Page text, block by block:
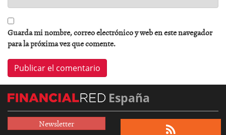
Guarda mi nombre, correo electrónico y web en este navegador
para la próxima vez que comente.
España
Newsletter